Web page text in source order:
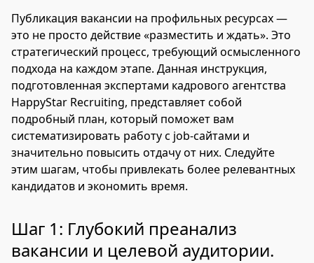
Публикация вакансии на профильных ресурсах —
это не просто действие «разместить и ждать». Это
стратегический процесс, требующий осмысленного
подхода на каждом этапе. Данная инструкция,
подготовленная экспертами кадрового агентства
HappyStar Recruiting, представляет собой
подробный план, который поможет вам
систематизировать работу с job-сайтами и
значительно повысить отдачу от них. Следуйте
этим шагам, чтобы привлекать более релевантных
кандидатов и экономить время.
Шаг 1: Глубокий преанализ
вакансии и целевой аудитории.